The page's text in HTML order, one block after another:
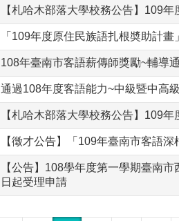
【札哈木部落大學校務公告】109
「109年度原住民族語扎根奬助計
108年臺南市客語薪傳師獎勵~輔導
通過108年度客語能力~中級暨中高
【札哈木部落大學校務公告】109
【徵才公告】「109年臺南市客語
【公告】108學年度第一學期臺南
日起受理申請